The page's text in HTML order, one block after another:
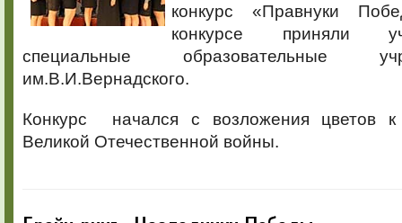
конкурс «Правнуки
конкурсе приняли
специальные образовательные
им.В.И.Вернадского.
Конкурс начался с возложения цветов к
Великой Отечественной войны.